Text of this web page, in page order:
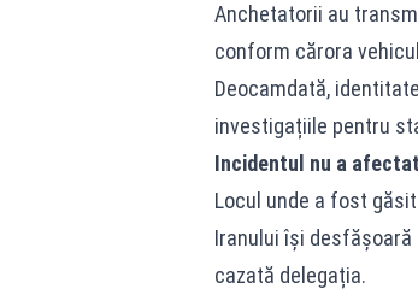
Anchetatorii au
conform cărora
Deocamdată,
investigațiile pentru
Incidentul nu a
Locul unde a fost
Iranului își
cazată delegația.